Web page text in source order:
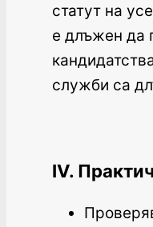
статут на
е длъжен да
служби са
IV.